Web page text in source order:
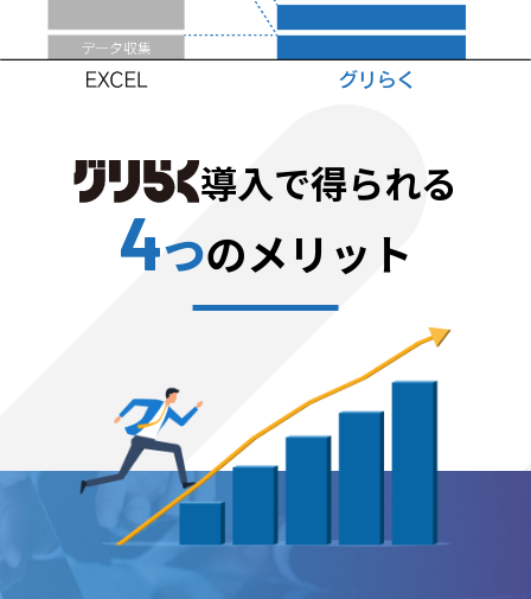
導入で得られる
4つのメリット